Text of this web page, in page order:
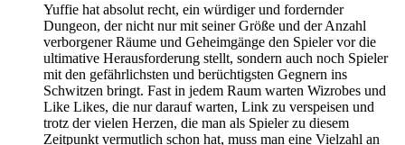
Yuffie hat absolut recht, ein würdiger und fordernder
Dungeon, der nicht nur mit seiner Größe und der Anzahl
verborgener Räume und Geheimgänge den Spieler vor die
ultimative Herausforderung stellt, sondern auch noch Spieler
mit den gefährlichsten und berüchtigsten Gegnern ins
Schwitzen bringt. Fast in jedem Raum warten Wizrobes und
Like Likes, die nur darauf warten, Link zu verspeisen und
trotz der vielen Herzen, die man als Spieler zu diesem
Zeitpunkt vermutlich schon hat, muss man eine Vielzahl an